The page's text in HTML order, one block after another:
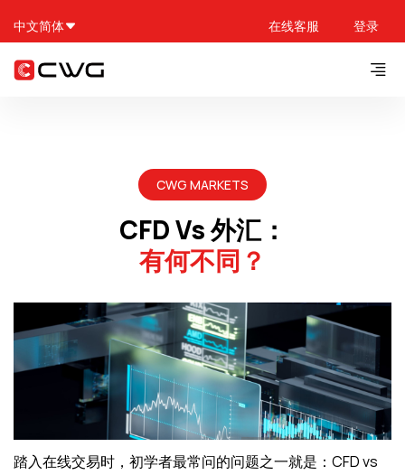
中文简体 在线客服 登录
CWG MARKETS
CFD Vs 外汇：
有何不同？
踏入在线交易时，初学者最常问的问题之一就是：CFD vs